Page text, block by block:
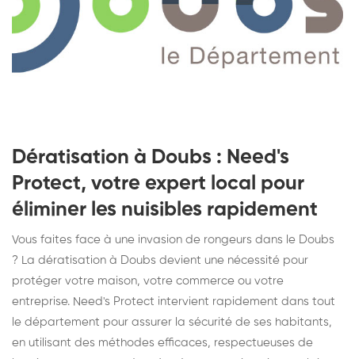
Dératisation à Doubs : Need's
Protect, votre expert local pour
éliminer les nuisibles rapidement
Vous faites face à une invasion de rongeurs dans le Doubs
? La dératisation à Doubs devient une nécessité pour
protéger votre maison, votre commerce ou votre
entreprise. Need's Protect intervient rapidement dans tout
le département pour assurer la sécurité de ses habitants,
en utilisant des méthodes efficaces, respectueuses de